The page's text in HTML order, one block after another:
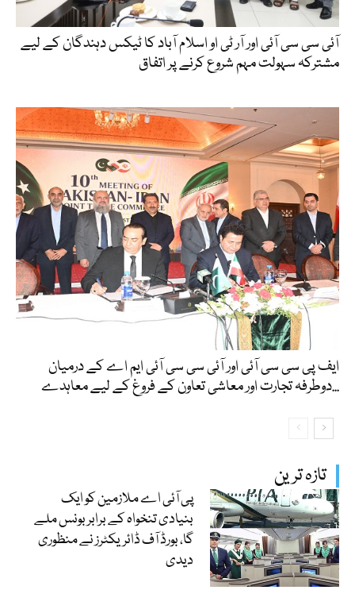
تازہ ترین
پی آئی اے ملازمین کو ایک
بنیادی تنخواہ کے برابر بونس ملے
گا، بورڈ آف ڈائریکٹرز نے منظوری
دیدی
آئی سی سی آئی اور آر ٹی او اسلام آباد کا ٹیکس دہندگان کے لیے
مشترکہ سہولت مہم شروع کرنے پر اتفاق
ایف پی سی سی آئی اور آئی سی سی آئی ایم اے کے درمیان
دوطرفہ تجارت اور معاشی تعاون کے فروغ کے لیے معاہدے...